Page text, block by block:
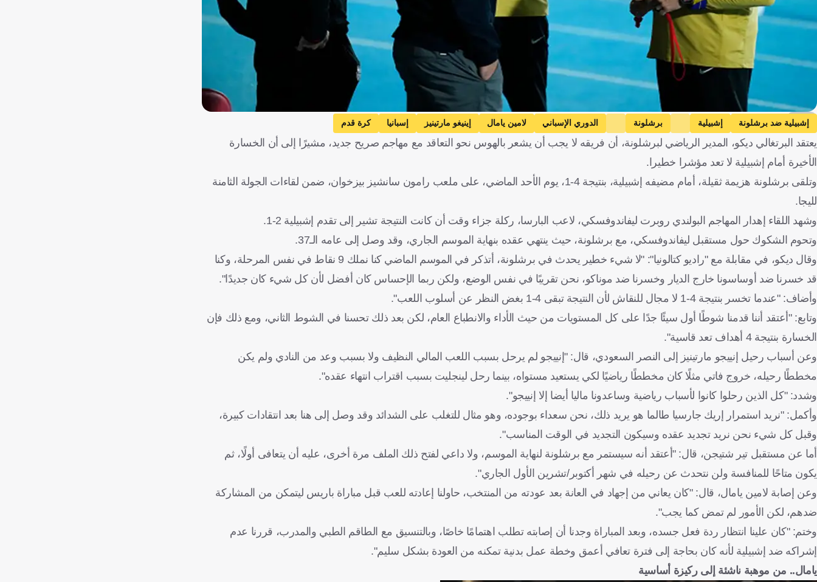
getty
إشبيلية ضد برشلونة إشبيلية برشلونة الدوري الإسباني لامين يامال إينيغو مارتينيز إسبانيا كرة قدم
يعتقد البرتغالي ديكو، المدير الرياضي لبرشلونة، أن فريقه لا يجب أن يشعر بالهوس نحو التعاقد مع مهاجم صريح جديد، مشيرًا إلى أن الخسارة
الأخيرة أمام إشبيلية لا تعد مؤشرا خطيرا.
وتلقى برشلونة هزيمة ثقيلة، أمام مضيفه إشبيلية، بنتيجة 4-1، يوم الأحد الماضي، على ملعب رامون سانشيز بيزخوان، ضمن لقاءات الجولة الثامنة
لليجا.
وشهد اللقاء إهدار المهاجم البولندي روبرت ليفاندوفسكي، لاعب البارسا، ركلة جزاء وقت أن كانت النتيجة تشير إلى تقدم إشبيلية 2-1.
وتحوم الشكوك حول مستقبل ليفاندوفسكي، مع برشلونة، حيث ينتهي عقده بنهاية الموسم الجاري، وقد وصل إلى عامه الـ37.
وقال ديكو، في مقابلة مع "راديو كتالونيا": "لا شيء خطير يحدث في برشلونة، أتذكر في الموسم الماضي كنا نملك 9 نقاط في نفس المرحلة، وكنا
قد خسرنا ضد أوساسونا خارج الديار وخسرنا ضد موناكو، نحن تقريبًا في نفس الوضع، ولكن ربما الإحساس كان أفضل لأن كل شيء كان جديدًا".
وأضاف: "عندما تخسر بنتيجة 4-1 لا مجال للنقاش لأن النتيجة تبقى 4-1 بغض النظر عن أسلوب اللعب".
وتابع: "أعتقد أننا قدمنا شوطًا أول سيئًا جدًا على كل المستويات من حيث الأداء والانطباع العام، لكن بعد ذلك تحسنا في الشوط الثاني، ومع ذلك فإن
الخسارة بنتيجة 4 أهداف تعد قاسية".
وعن أسباب رحيل إنييجو مارتينيز إلى النصر السعودي، قال: "إنييجو لم يرحل بسبب اللعب المالي النظيف ولا بسبب وعد من النادي ولم يكن
مخططًا رحيله، خروج فاتي مثلًا كان مخططًا رياضيًا لكي يستعيد مستواه، بينما رحل لينجليت بسبب اقتراب انتهاء عقده".
وشدد: "كل الذين رحلوا كانوا لأسباب رياضية وساعدونا ماليا أيضا إلا إنييجو".
وأكمل: "نريد استمرار إريك جارسيا طالما هو يريد ذلك، نحن سعداء بوجوده، وهو مثال للتغلب على الشدائد وقد وصل إلى هنا بعد انتقادات كبيرة،
وقبل كل شيء نحن نريد تجديد عقده وسيكون التجديد في الوقت المناسب".
أما عن مستقبل تير شتيجن، قال: "أعتقد أنه سيستمر مع برشلونة لنهاية الموسم، ولا داعي لفتح ذلك الملف مرة أخرى، عليه أن يتعافى أولًا، ثم
يكون متاحًا للمنافسة ولن نتحدث عن رحيله في شهر أكتوبر/تشرين الأول الجاري".
وعن إصابة لامين يامال، قال: "كان يعاني من إجهاد في العانة بعد عودته من المنتخب، حاولنا إعادته للعب قبل مباراة باريس ليتمكن من المشاركة
ضدهم، لكن الأمور لم تمض كما يجب".
وختم: "كان علينا انتظار ردة فعل جسده، وبعد المباراة وجدنا أن إصابته تطلب اهتمامًا خاصًا، وبالتنسيق مع الطاقم الطبي والمدرب، قررنا عدم
إشراكه ضد إشبيلية لأنه كان بحاجة إلى فترة تعافي أعمق وخطة عمل بدنية تمكنه من العودة بشكل سليم".
يامال.. من موهبة ناشئة إلى ركيزة أساسية